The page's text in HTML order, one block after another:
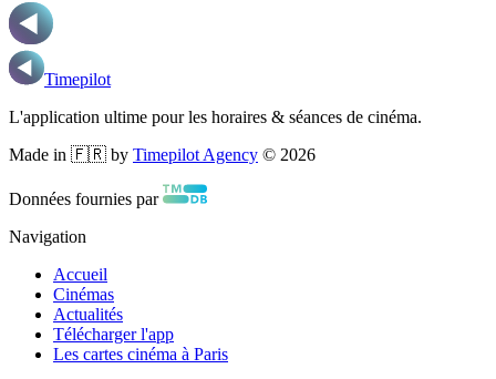
Timepilot
L'application ultime pour les horaires & séances de cinéma.
Made in 🇫🇷 by Timepilot Agency © 2026
Données fournies par
Navigation
Accueil
Cinémas
Actualités
Télécharger l'app
Les cartes cinéma à Paris